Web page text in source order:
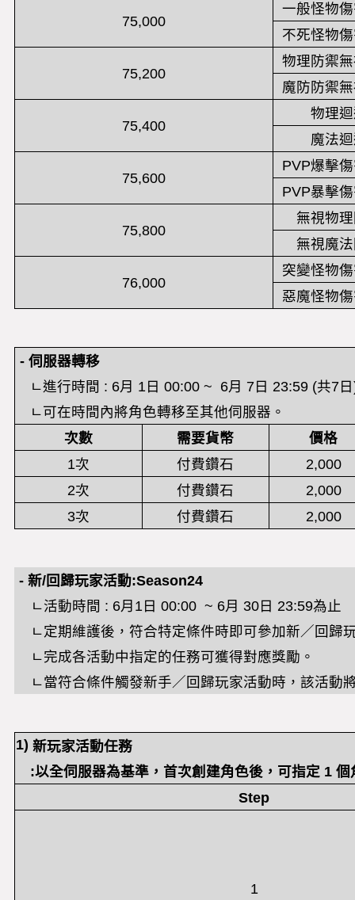
75,000
一般怪物
不死怪物
75,200
物理防禦
魔防防禦
75,400
物理
魔法
75,600
PVP爆擊
PVP暴擊
75,800
無視物
無視魔
76,000
突變怪物
惡魔怪物
- 伺服器轉移
ㄴ進行時間 : 6月 1日 00:00 ~ 6月 7日 23:59 (共7日
ㄴ可在時間內將角色轉移至其他伺服器。
次數
需要貨幣
價格
1次
付費鑽石
2,000
2次
付費鑽石
2,000
3次
付費鑽石 2,000
- 新/回歸玩家活動:Season24
ㄴ活動時間 : 6月 1日 00:00 ~ 6月 30日 23:59為止
ㄴ定期維護後，符合特定條件時即可參加新／回歸
ㄴ完成各活動中指定的任務可獲得對應獎勵。
ㄴ當符合條件觸發新手／回歸玩家活動時，該活動
1) 新玩家活動任務
:以全伺服器為基準，首次創建角色後，可指定 1
Step
1